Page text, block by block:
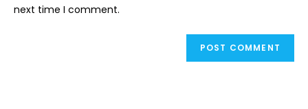
next time I comment.